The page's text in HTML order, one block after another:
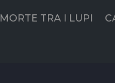
MORTE TRA I LUPI